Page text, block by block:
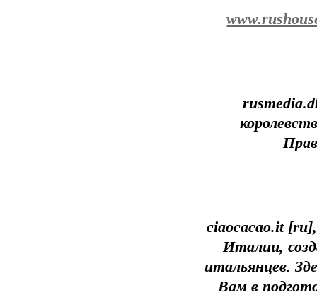
ciaocacao.it
Италии,
итальянцев.
Вам в